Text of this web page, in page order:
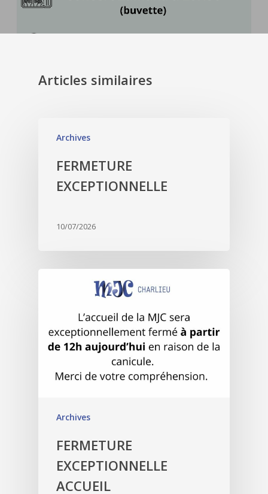
Articles similaires
Archives
FERMETURE
EXCEPTIONNELLE
10/07/2026
Archives
FERMETURE
EXCEPTIONNELLE
ACCUEIL